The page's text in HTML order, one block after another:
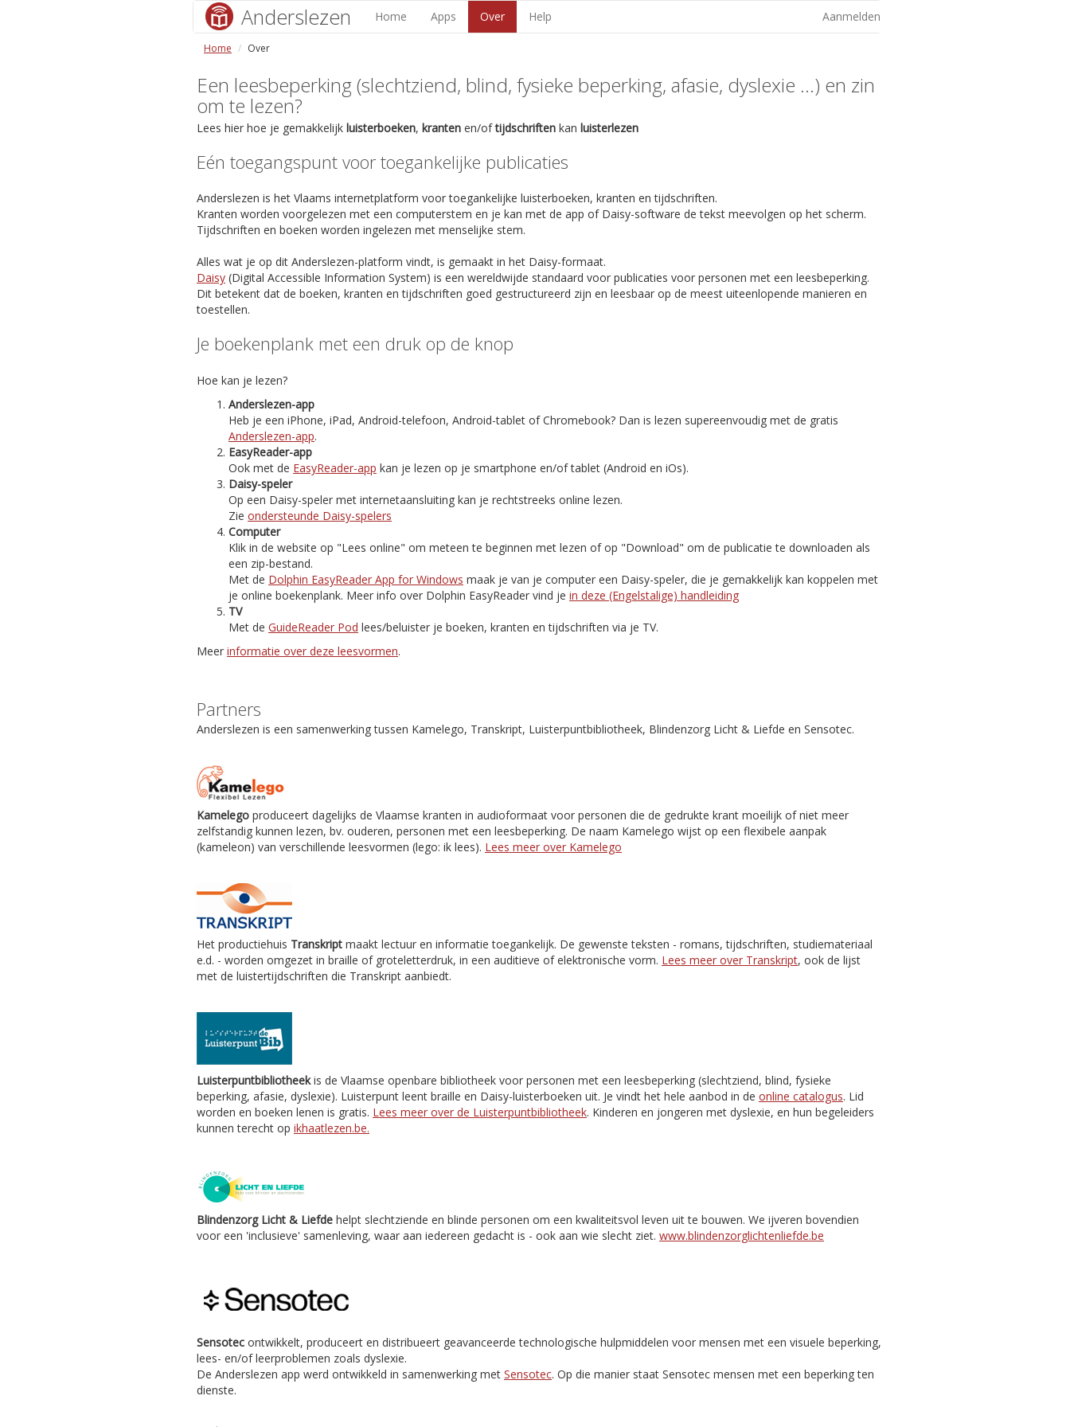
Anderslezen Home Apps Over Help Aanmelden
Home Over
Een leesbeperking (slechtziend, blind, fysieke beperking, afasie, dyslexie ...) en zin
om te lezen?
Lees hier hoe je gemakkelijk luisterboeken, kranten en/oftijdschriften kan luisterlezen
Eén toegangspunt voor toegankelijke publicaties
Anderslezen is het Vlaams internetplatform voor toegankelijke luisterboeken, kranten en tijdschriften.
Kranten worden voorgelezen met een computerstem en je kan met de app of Daisy-software de tekst meevolgen op het scherm.
Tijdschriften en boeken worden ingelezen met menselijke stem.
Alles wat je op dit Anderslezen-platform vindt, is gemaakt in het Daisy-formaat.
Daisy (Digital Accessible Information System) is een wereldwijde standaard voor publicaties voor personen met een leesbeperking.
Dit betekent dat de boeken, kranten en tijdschriften goed gestructureerd zijn en leesbaar op de meest uiteenlopende manieren en
toestellen.
Je boekenplank met een druk op de knop
Hoe kan je lezen?
Anderslezen-app
Heb je een iPhone, iPad, Android-telefoon, Android-tablet of Chromebook? Dan is lezen supereenvoudig met de gratis
Anderslezen-app.
EasyReader-app
Ook met de EasyReader-app kan je lezen op je smartphone en/of tablet (Android en iOs).
Daisy-speler
Op een Daisy-speler met internetaansluiting kan je rechtstreeks online lezen.
Zie ondersteunde Daisy-spelers
Computer
Klik in de website op "Lees online" om meteen te beginnen met lezen of op "Download" om de publicatie te downloaden als
een zip-bestand.
Met de Dolphin EasyReader App for Windows maak je van je computer een Daisy-speler, die je gemakkelijk kan koppelen met
je online boekenplank. Meer info over Dolphin EasyReader vind je in deze (Engelstalige) handleiding
TV
Met de GuideReader Pod lees/beluister je boeken, kranten en tijdschriften via je TV.
Meer informatie over deze leesvormen.
Partners
Anderslezen is een samenwerking tussen Kamelego, Transkript, Luisterpuntbibliotheek, Blindenzorg Licht & Liefde en Sensotec.
Kamelego produceert dagelijks de Vlaamse kranten in audioformaat voor personen die de gedrukte krant moeilijk of niet meer
zelfstandig kunnen lezen, bv. ouderen, personen met een leesbeperking. De naam Kamelego wijst op een flexibele aanpak
(kameleon) van verschillende leesvormen (lego: ik lees). Lees meer over Kamelego
Het productiehuis Transkript maakt lectuur en informatie toegankelijk. De gewenste teksten - romans, tijdschriften, studiemateriaal
e.d. - worden omgezet in braille of groteletterdruk, in een auditieve of elektronische vorm. Lees meer over Transkript, ook de lijst
met de luistertijdschriften die Transkript aanbiedt.
Luisterpuntbibliotheekis de Vlaamse openbare bibliotheek voor personen met een leesbeperking (slechtziend, blind, fysieke
beperking, afasie, dyslexie). Luisterpunt leent braille en Daisy-luisterboeken uit. Je vindt het hele aanbod in de online catalogus. Lid
worden en boeken lenen is gratis. Lees meer over de Luisterpuntbibliotheek. Kinderen en jongeren met dyslexie, en hun begeleiders
kunnen terecht op ikhaatlezen.be.
Blindenzorg Licht & Liefde helpt slechtziende en blinde personen om een kwaliteitsvol leven uit te bouwen. We ijveren bovendien
voor een 'inclusieve' samenleving, waar aan iedereen gedacht is - ook aan wie slecht ziet. www.blindenzorglichtenliefde.be
Sensotec ontwikkelt, produceert en distribueert geavanceerde technologische hulpmiddelen voor mensen met een visuele beperking,
lees- en/of leerproblemen zoals dyslexie.
De Anderslezen app werd ontwikkeld in samenwerking met Sensotec. Op die manier staat Sensotec mensen met een beperking ten
dienste.